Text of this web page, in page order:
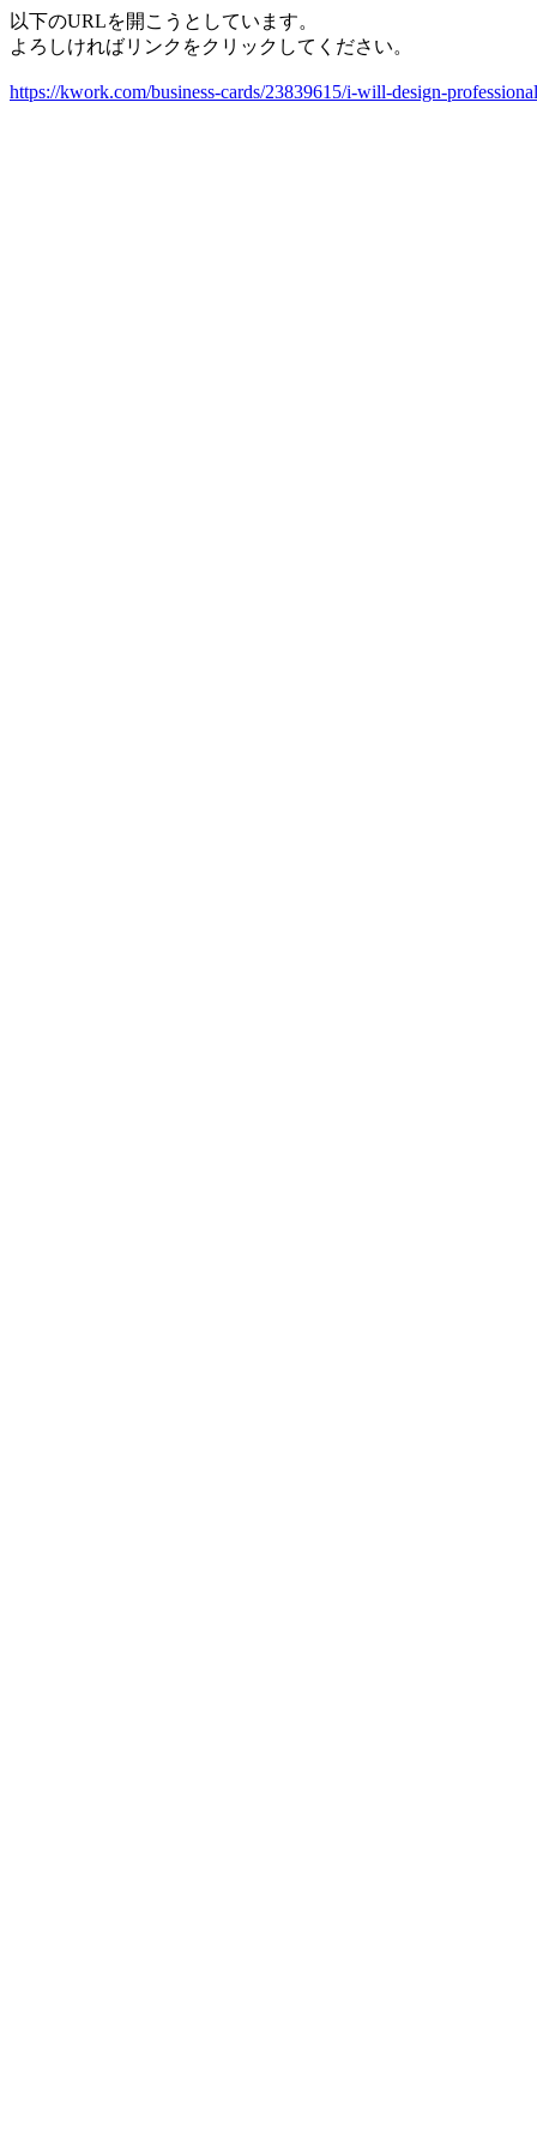
以下のURLを開こうとしています。
よろしければリンクをクリックしてください。
https://kwork.com/business-cards/23839615/i-will-design-